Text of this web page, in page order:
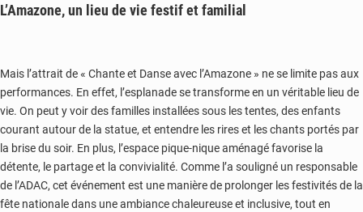
L’Amazone, un lieu de vie festif et familial
Mais l’attrait de « Chante et Danse avec l’Amazone » ne se limite pas aux
performances. En effet, l’esplanade se transforme en un véritable lieu de
vie. On peut y voir des familles installées sous les tentes, des enfants
courant autour de la statue, et entendre les rires et les chants portés par
la brise du soir. En plus, l’espace pique-nique aménagé favorise la
détente, le partage et la convivialité. Comme l’a souligné un responsable
de l’ADAC, cet événement est une manière de prolonger les festivités de la
fête nationale dans une ambiance chaleureuse et inclusive, tout en